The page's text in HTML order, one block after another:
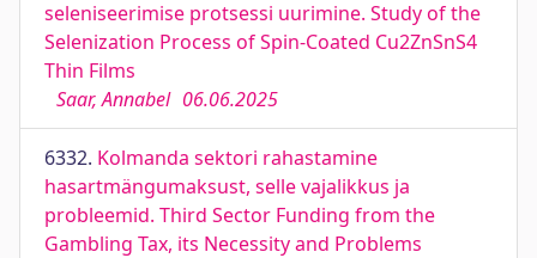
seleniseerimise protsessi uurimine. Study of the
Selenization Process of Spin-Coated Cu2ZnSnS4
Thin Films
Saar, Annabel 06.06.2025
6332. Kolmanda sektori rahastamine
hasartmängumaksust, selle vajalikkus ja
probleemid. Third Sector Funding from the
Gambling Tax, its Necessity and Problems